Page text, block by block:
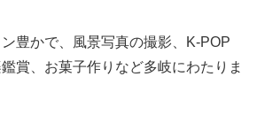
豊かで、風景写真の撮影、K-POP
賞、お菓子作りなど多岐にわたりま